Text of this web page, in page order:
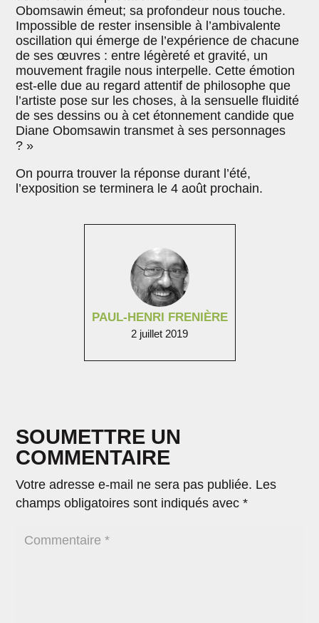
PAUL-HENRI FRENIÈRE
2 juillet 2019
Obomsawin émeut; sa profondeur nous touche.
Impossible de rester insensible à l’ambivalente
oscillation qui émerge de l’expérience de chacune
de ses œuvres : entre légèreté et gravité, un
mouvement fragile nous interpelle. Cette émotion
est-elle due au regard attentif de philosophe que
l’artiste pose sur les choses, à la sensuelle fluidité
de ses dessins ou à cet étonnement candide que
Diane Obomsawin transmet à ses personnages
? »
On pourra trouver la réponse durant l’été,
l’exposition se terminera le 4 août prochain.
SOUMETTRE UN
COMMENTAIRE
Votre adresse e-mail ne sera pas publiée. Les
champs obligatoires sont indiqués avec*